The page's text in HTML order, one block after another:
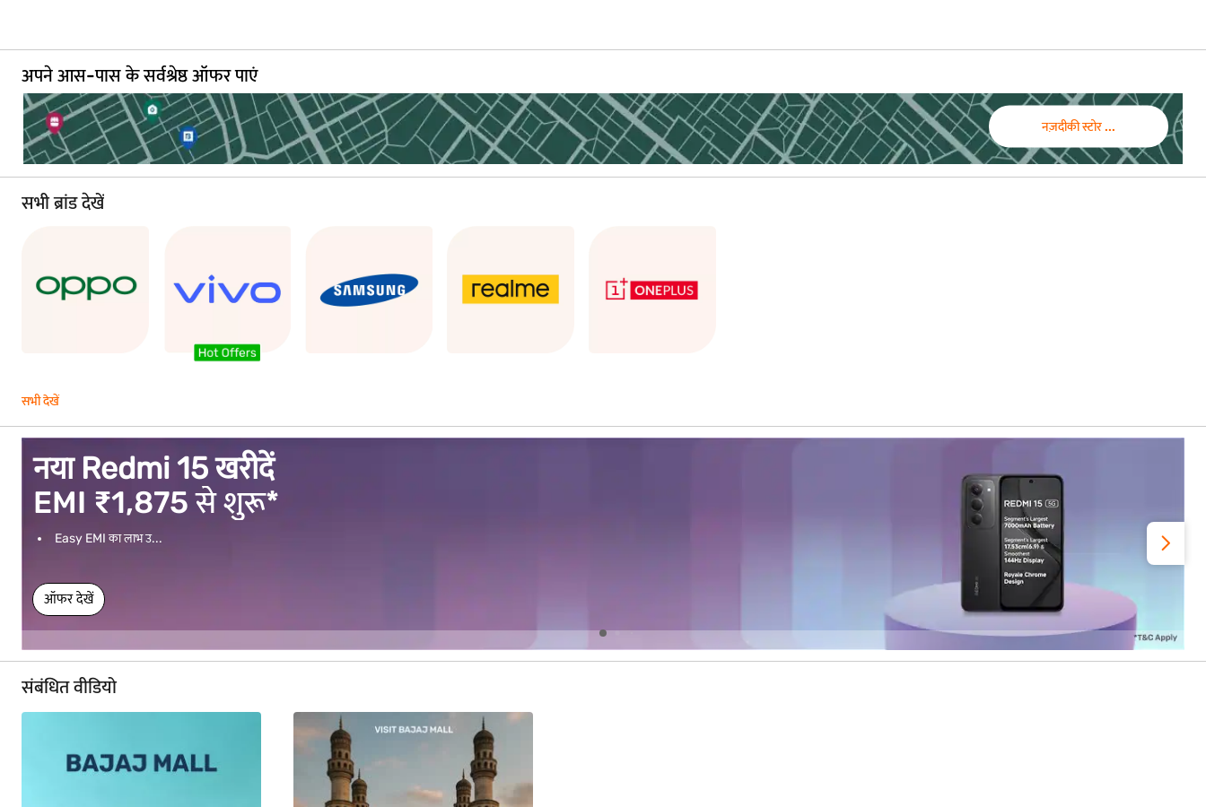
अपने आस-पास के सर्वश्रेष्ठ ऑफर पाएं
नज़दीकी स्टोर ...
सभी ब्रांड देखें
सभी देखें
vivo V70 FE खरीदें
EMI ₹1,583 से शुरू*
Easy EMI का लाभ उ...
ऑफर देखें
संबंधित वीडियो